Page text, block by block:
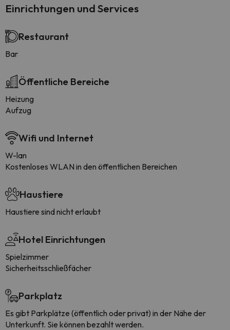
Einrichtungen und Services
Restaurant
Bar
Öffentliche Bereiche
Heizung
Aufzug
Wifi und Internet
W-lan
Kostenloses WLAN in den öffentlichen Bereichen
Haustiere
Haustiere sind nicht erlaubt
Hotel Einrichtungen
Spielzimmer
Sicherheitsschließfächer
Parkplatz
Es gibt Parkplätze (öffentlich oder privat) in der Nähe der
Unterkunft. Sie können bezahlt werden.